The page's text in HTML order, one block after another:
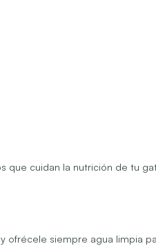
que cuidan la nutrición de tu
ofrécele siempre agua limpia